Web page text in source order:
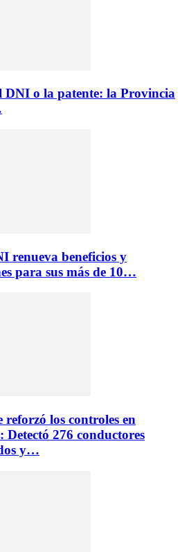
DNI o la patente: la Provincia
renueva beneficios y
para sus más de 10…
reforzó los controles en
Detectó 276 conductores
y…